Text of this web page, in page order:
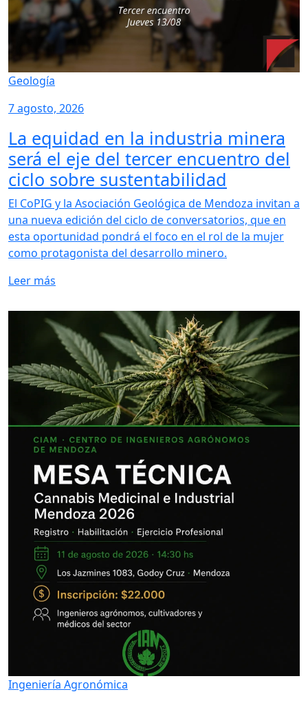
Geología
7 agosto, 2026
La equidad en la industria minera
será el eje del tercer encuentro del
ciclo sobre sustentabilidad
El CoPIG y la Asociación Geológica de Mendoza invitan a
una nueva edición del ciclo de conversatorios, que en
esta oportunidad pondrá el foco en el rol de la mujer
como protagonista del desarrollo minero.
Leer más
Ingeniería Agronómica